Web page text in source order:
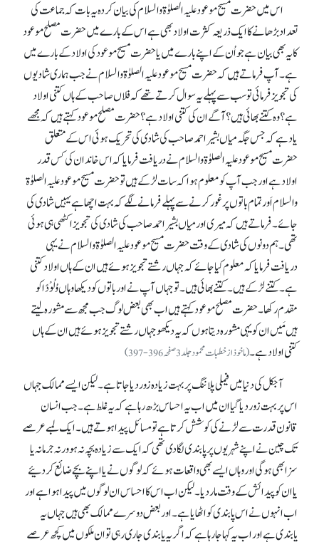
اس میں حضرت مسیح موعود علیہ الصلوٰۃ والسلام کی بیان کردہ یہ بات کہ جماعت کی
تعداد بڑھانے کا ایک ذریعہ کثرت اولاد بھی ہے اس کے بارے میں حضرت مصلح موعود
کا یہ بھی بیان ہے جو اُن کے اپنے بارے میں یا حضرت مسیح موعود کی اولاد کے بارے میں
ہے۔ آپ فرماتے ہیں کہ حضرت مسیح موعود علیہ الصلوٰۃ والسلام نے جب ہماری شادیوں
کی تجویز فرمائی تو سب سے پہلے یہ سوال کرتے تھے کہ فلاں صاحب کے ہاں کتنی اولاد
ہے؟ وہ کتنے بھائی ہیں؟ آگے ان کی کتنی اولاد ہے؟ حضرت مصلح موعود کہتے ہیں کہ مجھے
یاد ہے کہ جس جگہ میاں بشیر احمد صاحب کی شادی کی تحریک ہوئی اس کے متعلق
حضرت مسیح موعود علیہ الصلوٰۃ والسلام نے دریافت فرمایا کہ اس خاندان کی کس قدر
اولاد ہے اور جب آپ کو معلوم ہوا کہ سات لڑکے ہیں تو حضرت مسیح موعود علیہ الصلوٰۃ
والسلام اَور تمام باتوں پر غور کرنے سے پہلے فرمانے لگے کہ بہت اچھا ہے یہیں شادی کی
جائے۔ فرماتے ہیں کہ میری اور میاں بشیر احمد صاحب کی شادی کی تجویزاکٹھی ہی ہوئی
تھی۔ ہم دونوں کی شادی کے وقت حضرت مسیح موعود علیہ الصلوٰۃ والسلام نے یہی
دریافت فرمایا کہ معلوم کیا جائے کہ جہاں رشتے تجویز ہوئے ہیں ان کے ہاں اولاد کتنی
ہے۔ کتنے لڑکے ہیں۔ کتنے بھائی ہیں۔ تو جہاں آپ نے اور باتوں کو دیکھا وہاں وُلُوْدًا کو
مقدم رکھا۔ حضرت مصلح موعود کہتے ہیں اب بھی بعض لوگ جب مجھ سے مشورہ لیتے
ہیں مَیں ان کو یہی مشورہ دیتا ہوں کہ یہ دیکھو جہاں رشتے تجویز ہوئے ہیں ان کے ہاں
کتنی اولاد ہے۔(ماخوذ از خطبات محمود جلد3 صفحہ 396-397)
آجکل کی دنیا میں فیملی پلاننگ پر بہت زیادہ زور دیا جاتا ہے۔ لیکن ایسے ممالک جہاں
اس پر بہت زور دیا گیا ان میں اب یہ احساس بڑھ رہا ہے کہ یہ غلط ہے۔ جب انسان
قانون قدرت سے لڑنے کی کوشش کرتا ہے تو مسائل پیدا ہوتے ہیں۔ ایک لمبے عرصے
تک چین نے اپنے شہریوں پر پابندی لگا دی تھی کہ ایک سے زیادہ بچہ نہ ہو ورنہ جرمانہ یا
سزا بھی ہو گی اور وہاں ایسے بھی واقعات ہوئے کہ لوگوں نے یا اپنے بچے ضائع کر دئیے
یاان کو پیدائش کے وقت مار دیا۔ لیکن اب اس کا احساس ان لوگوں میں پیدا ہوا ہے اور
اب انہوں نے اس پابندی کو اٹھایا ہے۔ اور بعض دوسرے ممالک بھی ہیں جہاں یہ
پابندی ہے اور اب یہ کہا جا رہا ہے کہ اگر یہ پابندی جاری رہی تو ان ملکوں میں کچھ عرصے